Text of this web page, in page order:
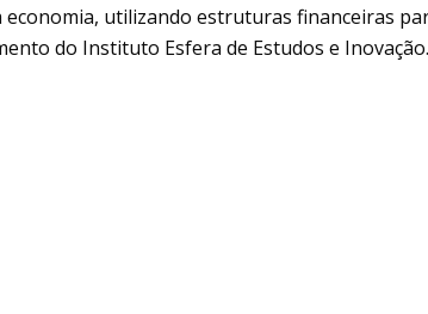
economia, utilizando estruturas financeiras
do Instituto Esfera de Estudos e Inovação.